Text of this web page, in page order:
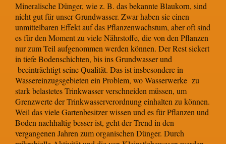
Mineralische Dünger, wie z. B. das bekannte Blaukorn, sind
nicht gut für unser Grundwasser. Zwar haben sie einen
unmittelbaren Effekt auf das Pflanzenwachstum, aber oft sind
es für den Moment zu viele Nährstoffe, die von den Pflanzen
nur zum Teil aufgenommen werden können. Der Rest sickert
in tiefe Bodenschichten, bis ins Grundwasser und
beeinträchtigt seine Qualität. Das ist insbesondere in
Wassereinzugsgebieten ein Problem, wo Wasserwerke zu
stark belastetes Trinkwasser verschneiden müssen, um
Grenzwerte der Trinkwasserverordnung einhalten zu können.
Weil das viele Gartenbesitzer wissen und es für Pflanzen und
Boden nachhaltig besser ist, geht der Trend in den
vergangenen Jahren zum organischen Dünger. Durch